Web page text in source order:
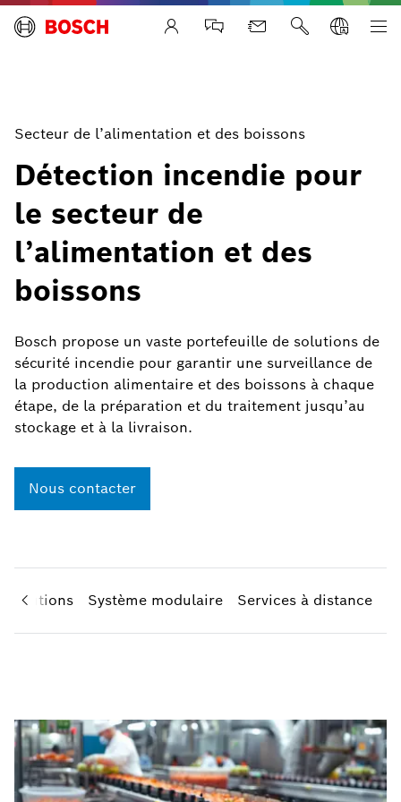
Life Safety Systems
Secteur de l’alimentation et des boissons
Détection incendie pour
le secteur de
l’alimentation et des
boissons
Bosch propose un vaste portefeuille de solutions de
sécurité incendie pour garantir une surveillance de
la production alimentaire et des boissons à chaque
étape, de la préparation et du traitement jusqu’au
stockage et à la livraison.
Nous contacter
solutions Système modulaire Services à distance